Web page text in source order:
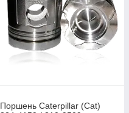
Поршень Caterpillar (Cat)